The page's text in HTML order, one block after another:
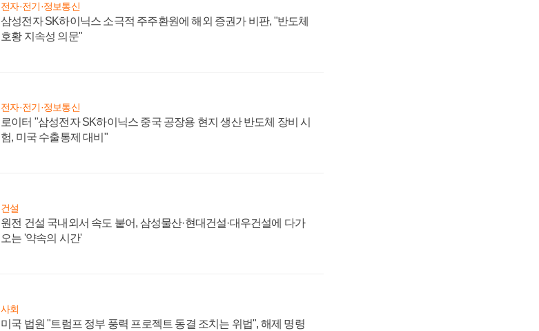
전자·전기·정보통신
삼성전자 SK하이닉스 소극적 주주환원에 해외 증권가 비판, "반도체
호황 지속성 의문"
전자·전기·정보통신
로이터 "삼성전자 SK하이닉스 중국 공장용 현지 생산 반도체 장비 시
험, 미국 수출통제 대비"
건설
원전 건설 국내외서 속도 붙어, 삼성물산·현대건설·대우건설에 다가
오는 '약속의 시간'
사회
미국 법원 "트럼프 정부 풍력 프로젝트 동결 조치는 위법", 해제 명령